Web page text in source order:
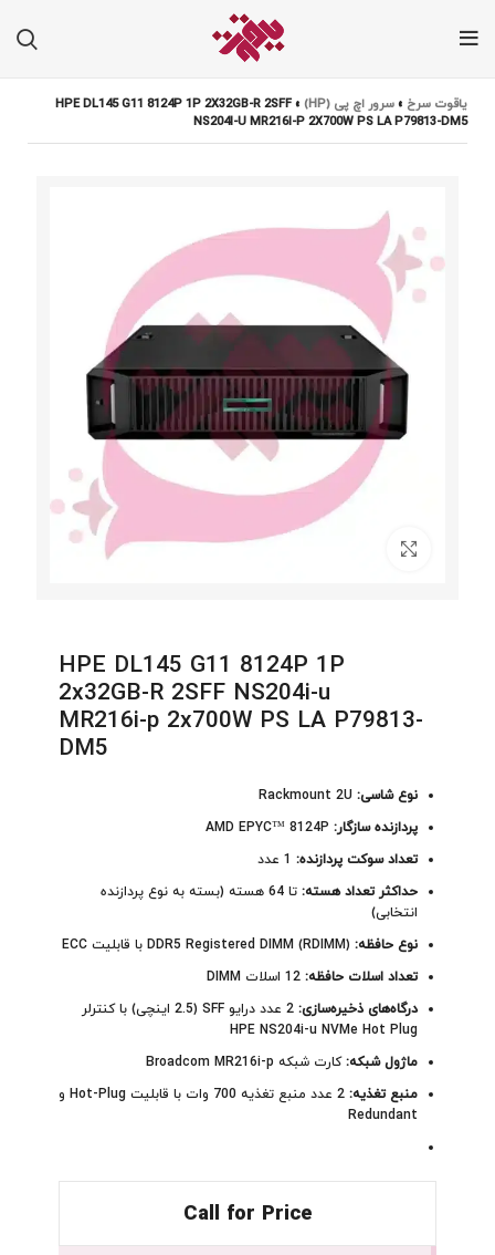
یاقوت سرخ »سرور اچ پی (HP) »
HPE DL145 G11 8124P 1P 2X32GB-R 2SFF
NS204I-U MR216I-P 2X700W PS LA P79813-DM5
برای بزرگنمایی کلیک کنید
HPE DL145 G11 8124P 1P
2x32GB-R 2SFF NS204i-u
MR216i-p 2x700W PS LA P79813-
DM5
نوع شاسی:
پردازنده سازگار:
تعداد سوکت پردازنده:
حداکثر تعداد هسته:
تا 64 هسته (بسته به نوع پردازنده
انتخابی)
نوع حافظه:
تعداد اسلات حافظه:
درگاه‌های ذخیره‌سازی:
2 عدد درایو SFF (2.5 اینچی) با کنترلر
HPE NS204i-u NVMe Hot Plug
ماژول شبکه:کارت شبکه Broadcom MR216i-p
منبع تغذیه:
2 عدد منبع تغذیه 700 وات با قابلیت Hot-Plug و
Redundant
Call for Price